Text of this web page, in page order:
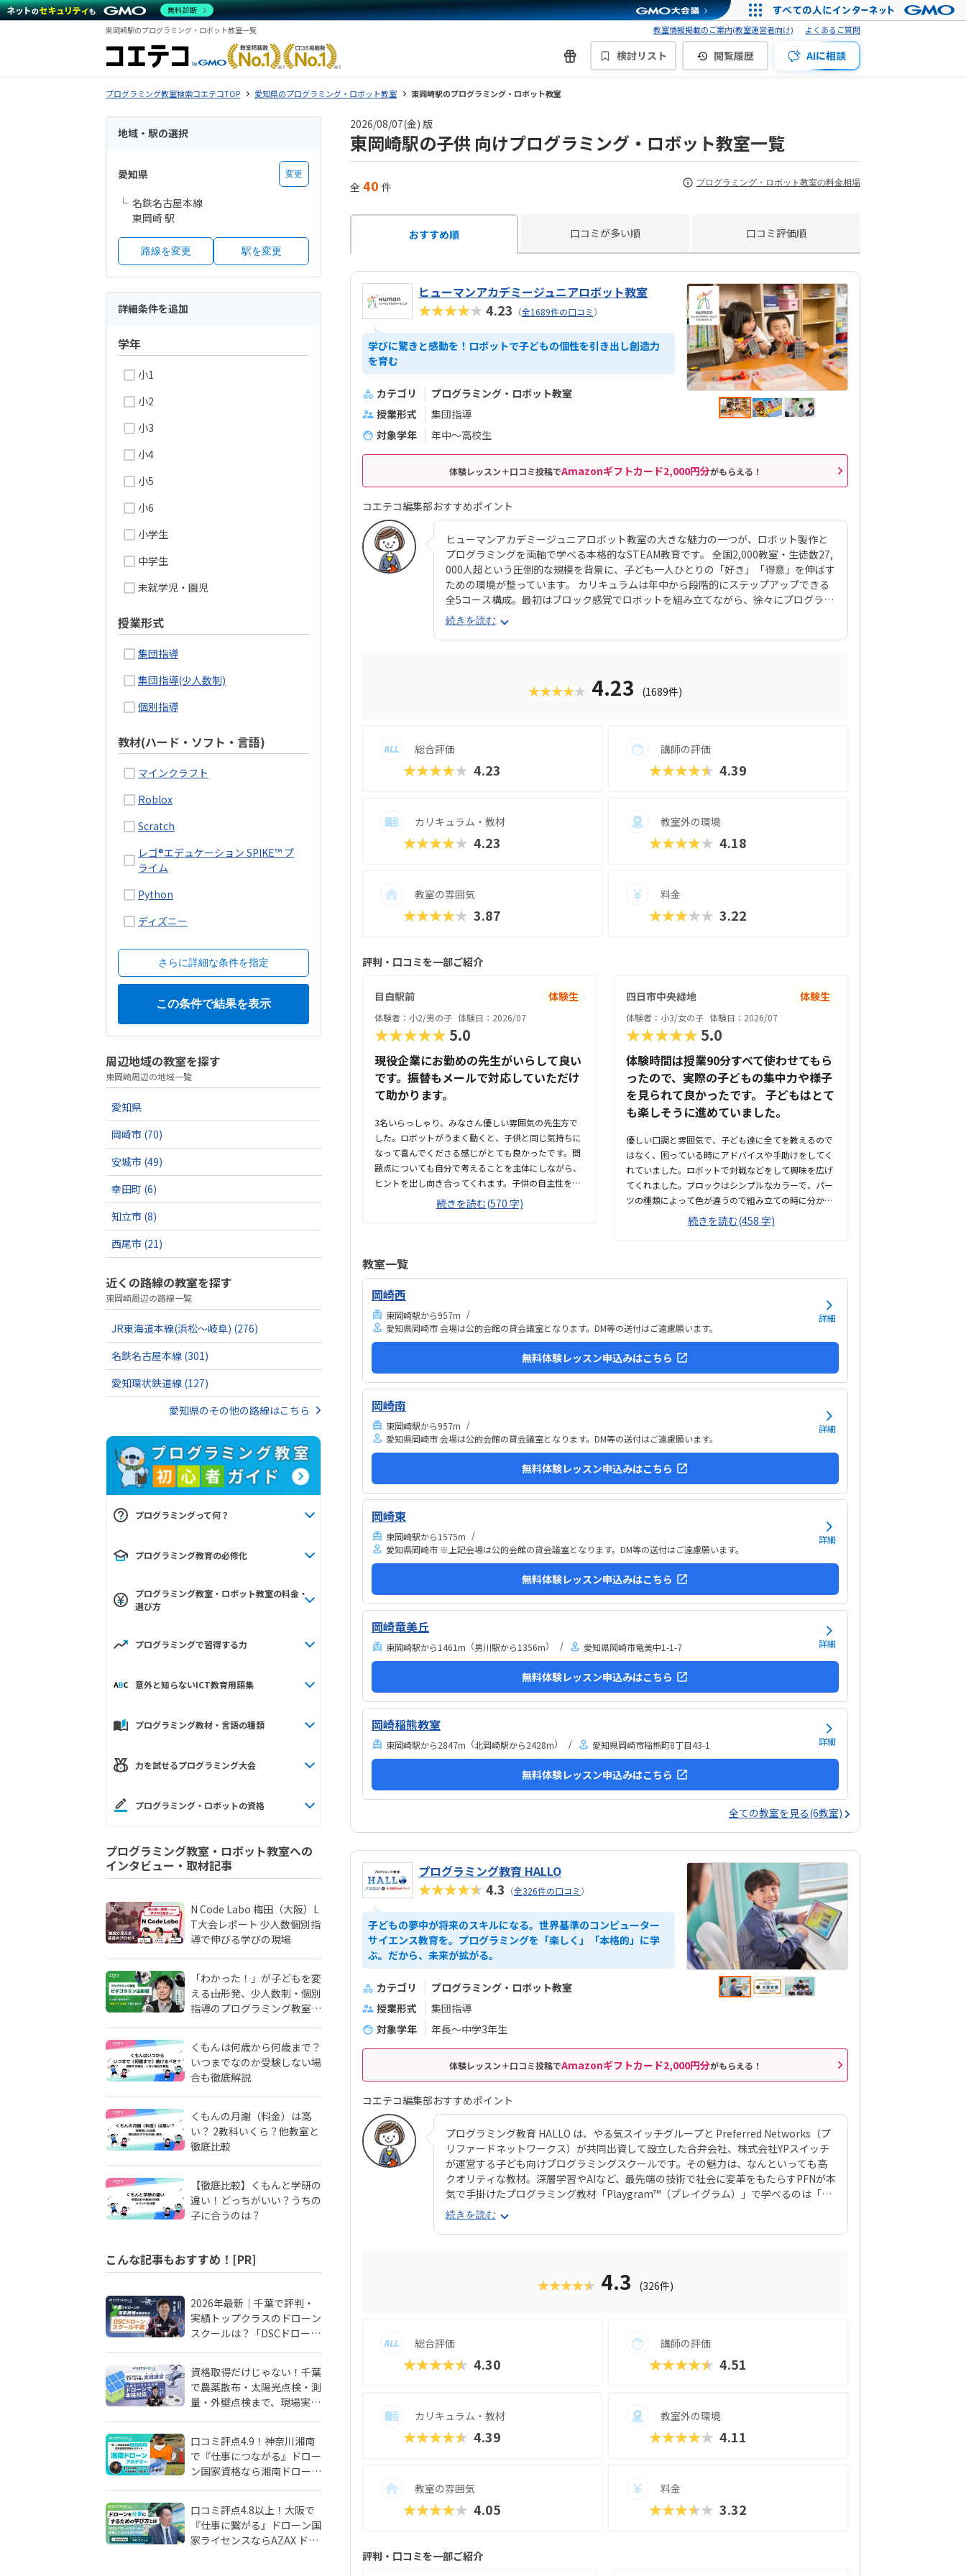
東岡崎駅のプログラミング・ロボット教室一覧 教室情報掲載のご案内(教室運営者向け) よくあるご質問
検討リスト 閲覧履歴 AIに相談
プログラミング教室検索コエテコTOP 愛知県のプログラミング・ロボット教室 東岡崎駅のプログラミング・ロボット教室
地域・駅の選択
愛知県 変更
名鉄名古屋本線
東岡崎 駅
路線を変更 駅を変更
詳細条件を追加
学年
小1
小2
小3
小4
小5
小6
小学生
中学生
未就学児・園児
授業形式
集団指導
集団指導(少人数制)
個別指導
教材(ハード・ソフト・言語)
マインクラフト
Roblox
Scratch
レゴ®エデュケーション SPIKE™ プ
ライム
Python
ディズニー
さらに詳細な条件を指定
周辺地域の教室を探す
東岡崎周辺の地域一覧
愛知県
岡崎市 (70)
安城市 (49)
幸田町 (6)
知立市 (8)
西尾市 (21)
近くの路線の教室を探す
東岡崎周辺の路線一覧
JR東海道本線(浜松～岐阜) (276)
名鉄名古屋本線 (301)
愛知環状鉄道線 (127)
愛知県のその他の路線はこちら
プログラミングって何？
プログラミング教育の必修化
プログラミング教室・ロボット教室の料金・
選び方
プログラミングで習得する力
意外と知らないICT教育用語集
プログラミング教材・言語の種類
力を試せるプログラミング大会
プログラミング・ロボットの資格
プログラミング教室・ロボット教室への
インタビュー・取材記事
N Code Labo 梅田（大阪）L
T大会レポート 少人数個別指
導で伸びる学びの現場
「わかった！」が子どもを変
える――山形発、少人数制・個別
指導のプログラミング教室
くもんは何歳から何歳まで？
いつまでなのか受験しない場
合も徹底解説
くもんの月謝（料金）は高
い？ 2教科いくら？他教室と
徹底比較
【徹底比較】くもんと学研の
違い！どっちがいい？うちの
子に合うのは？
こんな記事もおすすめ！[PR]
2026年最新｜千葉で評判・
実績トップクラスのドローン
スクールは？「DSCドローン
資格取得だけじゃない！千葉
で農薬散布・太陽光点検・測
量・外壁点検まで、現場実務
口コミ評点4.9！神奈川湘南
で『仕事につながる』ドロー
ン国家資格なら湘南ドローン
口コミ評点4.8以上！大阪で
『仕事に繋がる』ドローン国
家ライセンスならAZAX ドロ
2026/08/07(金) 版
東岡崎駅の子供 向けプログラミング・ロボット教室一覧
全 40 件 プログラミング・ロボット教室の料金相場
おすすめ順 口コミが多い順 口コミ評価順
ヒューマンアカデミージュニアロボット教室
★★★★★4.23 （全1689件の口コミ）
学びに驚きと感動を！ロボットで子どもの個性を引き出し創造力
を育む
カテゴリ
プログラミング・ロボット教室
授業形式
集団指導
対象学年
年中～高校生
体験レッスン＋口コミ投稿でAmazonギフトカード2,000円分がもらえる！
コエテコ編集部おすすめポイント
ヒューマンアカデミージュニアロボット教室の大きな魅力の一つが、ロボット製作と
プログラミングを両軸で学べる本格的なSTEAM教育です。 全国2,000教室・生徒数27,
000人超という圧倒的な規模を背景に、子ども一人ひとりの「好き」「得意」を伸ばす
ための環境が整っています。 カリキュラムは年中から段階的にステップアップできる
全5コース構成。最初はブロック感覚でロボットを組み立てながら、徐々にプログラミ
ング要素も加わっていきます。 使用する教材は、ロボットクリエイター・高橋智隆先
生と共同開発されたオリジナルキットです。70種類以上のロボットが作れるパーツ構
成で、飽きずに続けやすい点も特徴です。 月2回の90分授業では、ロボットを完成させ
行錯誤しながらロボットを動かす経験は、創造力や論理的思考力を育むだけでなく、
続きを読む
★★★★★ 4.23 (1689件)
総合評価
★★★★★ 4.23
講師の評価
★★★★★ 4.39
カリキュラム・教材
★★★★★ 4.23
教室外の環境
★★★★★ 4.18
教室の雰囲気
★★★★★ 3.87
料金
★★★★★ 3.22
評判・口コミを一部ご紹介
目白駅前 体験生
体験者：小2/男の子 体験日：2026/07
★★★★★5.0
現役企業にお勤めの先生がいらして良い
です。振替もメールで対応していただけ
て助かります。
3名いらっしゃり、みなさん優しい雰囲気の先生方で
した。ロボットがうまく動くと、子供と同じ気持ちに
なって喜んでくださる感じがとても良かったです。問
題点についても自分で考えることを主体にしながら、
ヒントを出し向き合ってくれます。子供の自主性を重
んじている雰囲気が良いと感じました。ただ子供に全
て丸投げではなく、広い机の上に「教科書とキットを
もヒントをいただきながら、自分で教科書を読んで作
り上げていました。駅近くですが、静かな環境です。
急な坂道があるので、暑い夏など、重いキットを背負
っていく小さな子供には少し大変かも。清潔で、安心
できました。入室したら必ず手を洗うルールも良いで
す。教室にある教科書などもきちんと整理整頓されて
続きを読む(570 字)
四日市中央緑地 体験生
体験者：小3/女の子 体験日：2026/07
★★★★★5.0
体験時間は授業90分すべて使わせてもら
ったので、実際の子どもの集中力や様子
を見られて良かったです。 子どもはとて
も楽しそうに進めていました。
優しい口調と雰囲気で、子ども達に全てを教えるので
はなく、困っている時にアドバイスや手助けをしてく
れていました。ロボットで対戦などをして興味を広げ
てくれました。ブロックはシンプルなカラーで、パー
ツの種類によって色が違うので組み立ての時に分かり
やすそうでした。子どもが興味を持ちそうなロボット
の形や動きがあり良かったです。駐車場は停めやす
と思いました。教室はシンプルで余計なものが置いて
を1日に2コマとれたり、翌月に回したりできるのは助
かります。料金は今の物価で考えれば高いとは思いま
せんが、子どもの成長具合で判断すると思います。子
どもが自発的にどんどん作り進めていったのには正直
驚きました。最初からたくさんあれこれ説明されずブ
ロックを触らせてもらったの...
続きを読む(458 字)
教室一覧
岡崎西
東岡崎駅から957m
愛知県岡崎市 会場は公的会館の貸会議室となります。DM等の送付はご遠慮願います。
詳細
無料体験レッスン申込みはこちら
岡崎南
東岡崎駅から957m
愛知県岡崎市 会場は公的会館の貸会議室となります。DM等の送付はご遠慮願います。
詳細
無料体験レッスン申込みはこちら
岡崎東
東岡崎駅から1575m
愛知県岡崎市 ※上記会場は公的会館の貸会議室となります。DM等の送付はご遠慮願います。
詳細
無料体験レッスン申込みはこちら
岡崎竜美丘
東岡崎駅から1461m （男川駅から1356m） 愛知県岡崎市竜美中1-1-7 詳細
無料体験レッスン申込みはこちら
岡崎稲熊教室
東岡崎駅から2847m （北岡崎駅から2428m） 愛知県岡崎市稲熊町8丁目43-1 詳細
無料体験レッスン申込みはこちら
全ての教室を見る(6教室)
プログラミング教育 HALLO
★★★★★4.3 （全326件の口コミ）
子どもの夢中が将来のスキルになる。世界基準のコンピューター
サイエンス教育を。プログラミングを「楽しく」「本格的」に学
ぶ。だから、未来が拡がる。
カテゴリ
プログラミング・ロボット教室
授業形式
集団指導
対象学年
年長～中学3年生
体験レッスン＋口コミ投稿でAmazonギフトカード2,000円分がもらえる！
コエテコ編集部おすすめポイント
プログラミング教育 HALLO は、やる気スイッチグループと Preferred Networks（プ
リファードネットワークス）が共同出資して設立した合弁会社、株式会社YPスイッチ
が運営する子ども向けプログラミングスクールです。その魅力は、なんといっても高
クオリティな教材。深層学習やAIなど、最先端の技術で社会に変革をもたらすPFNが本
気で手掛けたプログラミング教材「Playgram™（プレイグラム）」で学べるのは「プ
ログラミング教育 HALLO」ならではの魅力と言えるでしょう。スマホゲームのような
見た目と操作感で子どもが楽しく進めていける一方、最終的には実戦レベルのプログ
ラミングスキルが身につく「Playgram」には、まるでマインクラフト（マイクラ）の
る気スイッチグループといえば、子どもの性格や学習タイプを見極める「個性診断テ
続きを読む
★★★★★ 4.3 (326件)
総合評価
★★★★★ 4.30
講師の評価
★★★★★ 4.51
カリキュラム・教材
★★★★★ 4.39
教室外の環境
★★★★★ 4.11
教室の雰囲気
★★★★★ 4.05
料金
★★★★★ 3.32
評判・口コミを一部ご紹介
無料診断